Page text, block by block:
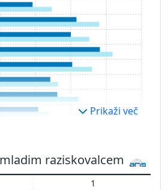
Prikaži več
raziskovalcem
1